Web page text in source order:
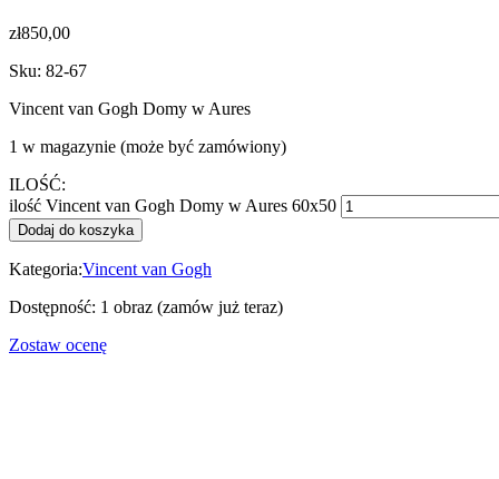
zł850,00
Sku: 82-67
Vincent van Gogh Domy w Aures
1 w magazynie (może być zamówiony)
ILOŚĆ:
ilość Vincent van Gogh Domy w Aures 60x50
Dodaj do koszyka
Kategoria:Vincent van Gogh
Dostępność: 1 obraz (zamów już teraz)
Zostaw ocenę